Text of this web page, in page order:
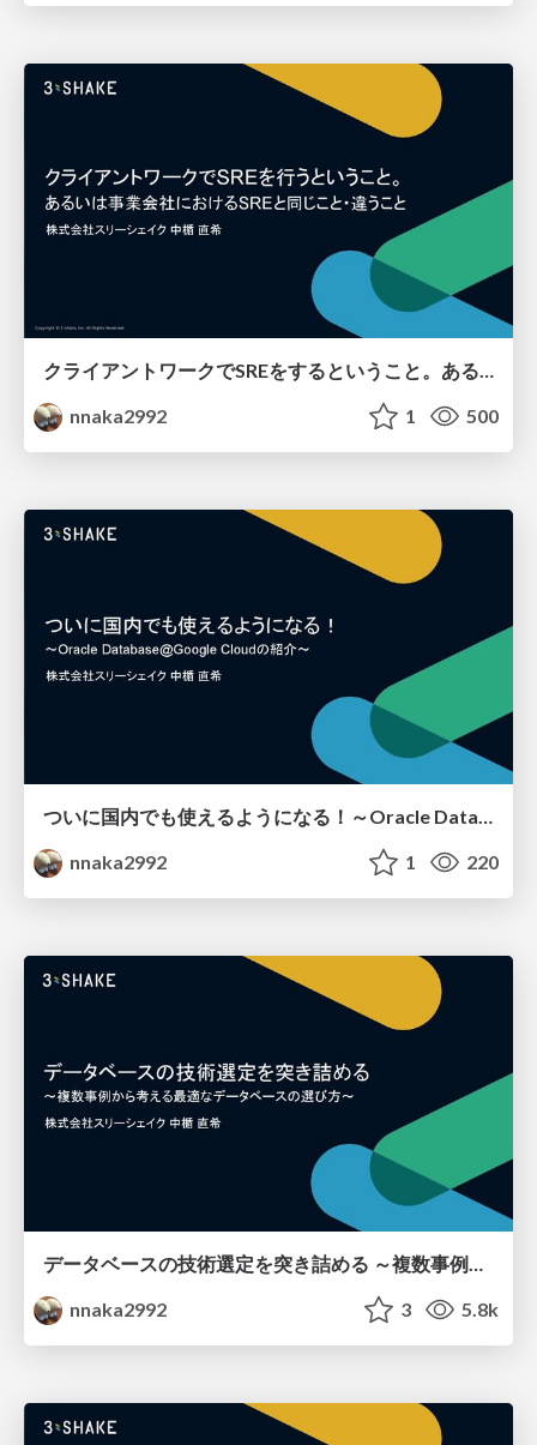
クライアントワークでSREをするということ。あるいは事業会社におけるSREと同じこと・違うこと
nnaka2992
1 500
ついに国内でも使えるようになる！～Oracle Database@Google Cloudの紹介～
nnaka2992
1 220
データベースの技術選定を突き詰める ～複数事例から考える最適なデータベースの選び方～
nnaka2992
3 5.8k